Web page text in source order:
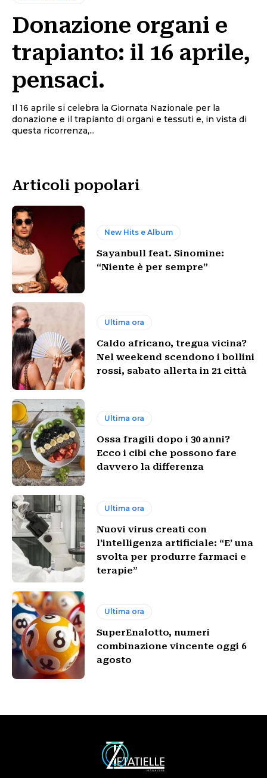
Donazione organi e
trapianto: il 16 aprile,
pensaci.
Il 16 aprile si celebra la Giornata Nazionale per la
donazione e il trapianto di organi e tessuti e, in vista di
questa ricorrenza,...
Articoli popolari
New Hits e Album
Sayanbull feat. Sinomine:
“Niente è per sempre”
Ultima ora
Caldo africano, tregua vicina?
Nel weekend scendono i bollini
rossi, sabato allerta in 21 città
Ultima ora
Ossa fragili dopo i 30 anni?
Ecco i cibi che possono fare
davvero la differenza
Ultima ora
Nuovi virus creati con
l’intelligenza artificiale: “E’ una
svolta per produrre farmaci e
terapie”
Ultima ora
SuperEnalotto, numeri
combinazione vincente oggi 6
agosto